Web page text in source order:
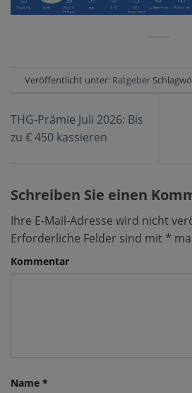
Veröffentlicht unter: Ratgeber
THG-Prämie Juli 2026: Bis
zu € 450 kassieren
Schreiben Sie einen
Ihre E-Mail-Adresse wird nicht
Erforderliche Felder sind mit *
Kommentar
Name *